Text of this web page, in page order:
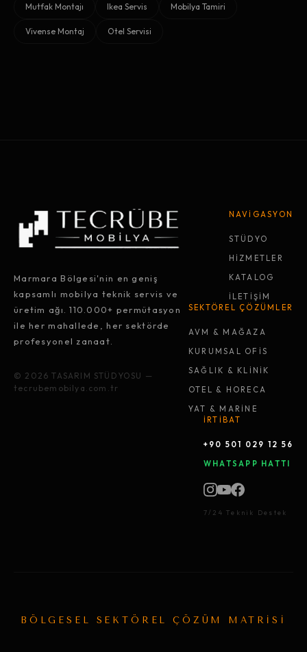
Mutfak Montajı Ikea Servis Mobilya Tamiri
Vivense Montaj Otel Servisi
Marmara Bölgesi'nin en geniş
kapsamlı mobilya teknik servis ve
üretim ağı. 110.000+ permütasyon
ile her mahallede, her sektörde
profesyonel zanaat.
© 2026 TASARIM STÜDYOSU —
tecrubemobilya.com.tr
NAVİGASYON
STÜDYO
HİZMETLER
KATALOG
İLETİŞİM
SEKTÖREL ÇÖZÜMLER
AVM & MAĞAZA
KURUMSAL OFİS
SAĞLIK & KLİNİK
OTEL & HORECA
YAT & MARİNE
İRTİBAT
+90 501 029 12 56
WHATSAPP HATTI
7/24 Teknik Destek
BÖLGESEL SEKTÖREL ÇÖZÜM MATRİSİ